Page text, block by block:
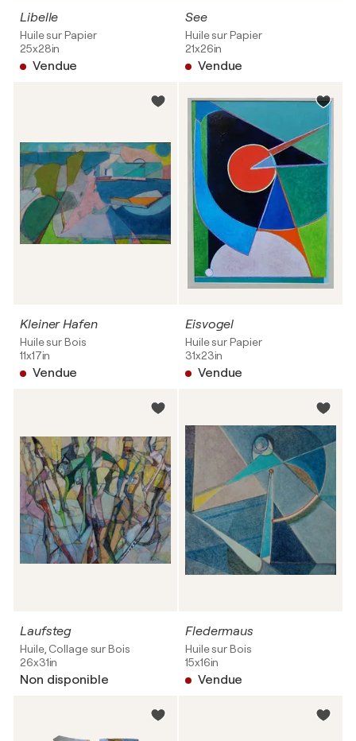
Libelle
Huile sur Papier
25x28in
Vendue
See
Huile sur Papier
21x26in
Vendue
Kleiner Hafen
Huile sur Bois
11x17in
Vendue
Eisvogel
Huile sur Papier
31x23in
Vendue
Laufsteg
Huile, Collage sur Bois
26x31in
Non disponible
Fledermaus
Huile sur Bois
15x16in
Vendue